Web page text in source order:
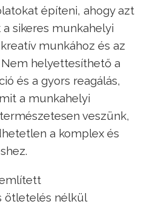
építeni, ahogy azt
sikeres munkahelyi
munkához és az
helyettesíthető a
és a gyors reagálás,
a munkahelyi
veszünk,
a komplex és
ötletelés nélkül